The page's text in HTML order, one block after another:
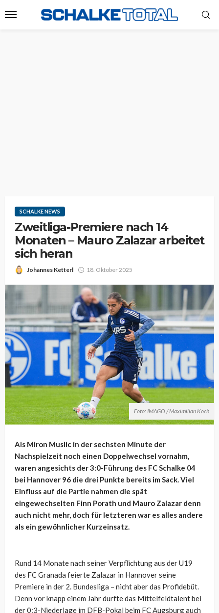
SCHALKE NEWS
Zweitliga-Premiere nach 14
Monaten – Mauro Zalazar arbeitet
sich heran
Johannes Ketterl 18. Oktober 2025
Foto: IMAGO / Maximilian Koch
Als Miron Muslic in der sechsten Minute der
Nachspielzeit noch einen Doppelwechsel vornahm,
waren angesichts der 3:0-Führung des FC Schalke 04
bei Hannover 96 die drei Punkte bereits im Sack. Viel
Einfluss auf die Partie nahmen die spät
eingewechselten Finn Porath und Mauro Zalazar denn
auch nicht mehr, doch für letzteren war es alles andere
als ein gewöhnlicher Kurzeinsatz.
Rund 14 Monate nach seiner Verpflichtung aus der U19
des FC Granada feierte Zalazar in Hannover seine
Premiere in der 2. Bundesliga – nicht aber das Profidebüt.
Denn vor knapp einem Jahr durfte das Mittelfeldtalent bei
der 0:3-Niederlage im DFB-Pokal beim FC Augsburg auch